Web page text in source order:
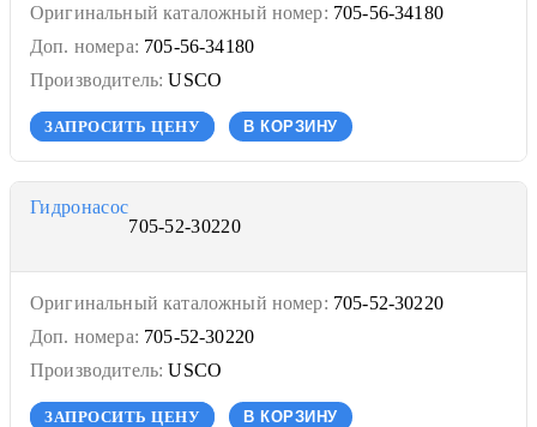
Оригинальный каталожный номер: 705-56-34180
Доп. номера: 705-56-34180
Производитель: USCO
ЗАПРОСИТЬ ЦЕНУ В КОРЗИНУ
Гидронасос
705-52-30220
Оригинальный каталожный номер: 705-52-30220
Доп. номера: 705-52-30220
Производитель: USCO
ЗАПРОСИТЬ ЦЕНУ В КОРЗИНУ